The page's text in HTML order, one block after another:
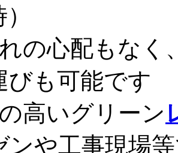
の心配もなく
びも可能です
高いグリーン
ンや工事現場